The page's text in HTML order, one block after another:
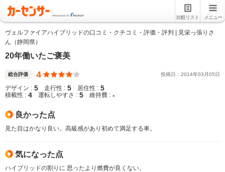
比較リスト メニュー
ヴェルファイアハイブリッドの口コミ・クチコミ・評価・評判 | 見栄っ張りさ
ん（静岡県）
20年働いたご褒美
総合評価 4 投稿日： 2014年03 月05日
デザイン : 5 走行性 : 5 居住性 : 5
積載性 : 4 運転しやすさ : 5 維持費 : -
良かった点
見た目はかなり良い。高級感があり初めて満足する車。
気になった点
ハイブリッドの割りに 思ったより燃費が良くない。